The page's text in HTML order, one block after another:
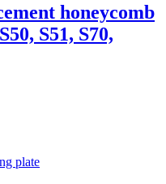
honeycomb
S51, S70,